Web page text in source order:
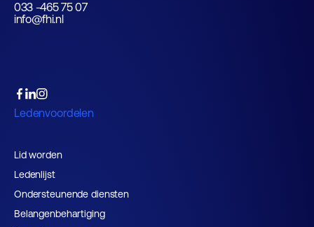
033 -465 75 07
info@fhi.nl
Ledenvoordelen
Lid worden
Ledenlijst
Ondersteunende diensten
Belangenbehartiging